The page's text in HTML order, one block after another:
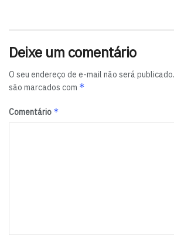
Deixe um comentário
O seu endereço de e-mail não será publicado.
são marcados com *
Comentário *